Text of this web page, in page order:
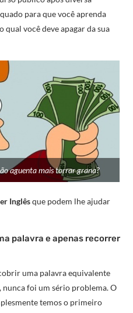
para que você aprenda
qual você deve apagar da sua
aguenta mais torrar grana?
Inglêsque podem lhe ajudar
palavra e apenas recorrer
uma palavra equivalente
foi um sério problema. O
temos o primeiro